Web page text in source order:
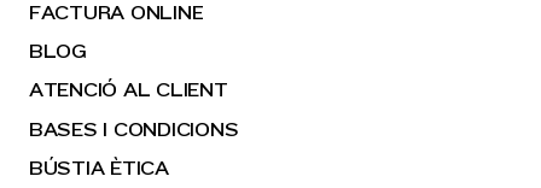
FACTURA ONLINE
BLOG
ATENCIÓ AL CLIENT
BASES I CONDICIONS
BÚSTIA ÈTICA